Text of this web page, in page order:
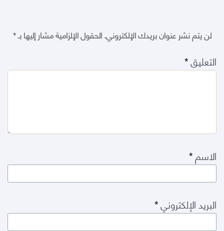
لن يتم نشر عنوان بريدك الإلكتروني.الحقول الإلزامية مشار إليها بـ*
التعليق*
الاسم*
البريد الإلكتروني*